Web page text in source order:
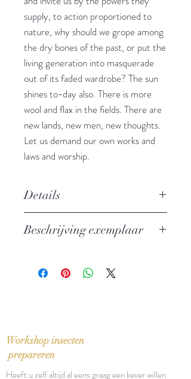
supply, to action proportioned to
nature, why should we grope among
the dry bones of the past, or put the
living generation into masquerade
out of its faded wardrobe? The sun
shines to-day also. There is more
wool and flax in the fields. There are
new lands, new men, new thoughts.
Let us demand our own works and
laws and worship.
Details
Uitgever: Boktor Books
Verschijningsdatum: 2026
Beschrijving exemplaar
Workshop insecten
prepareren
Heeft u zelf altijd al eens graag een kever willen